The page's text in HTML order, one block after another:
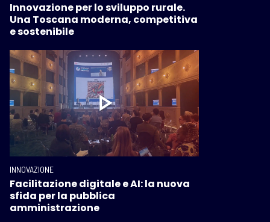
Innovazione per lo sviluppo rurale.
Una Toscana moderna, competitiva
e sostenibile
INNOVAZIONE
Facilitazione digitale e AI: la nuova
sfida per la pubblica
amministrazione